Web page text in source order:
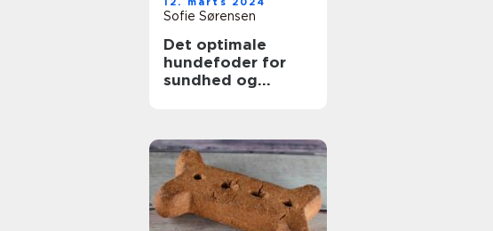
Sofie Sørensen
Det optimale
hundefoder for
sundhed og